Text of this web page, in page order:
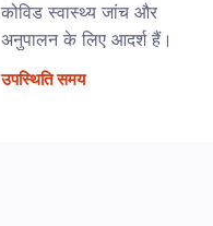
कोविड स्वास्थ्य जांच और
अनुपालन के लिए आदर्श हैं।
उपस्थिति समय